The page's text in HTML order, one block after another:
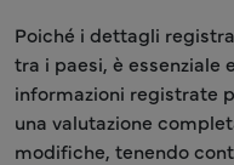
Poiché i dettagli
tra i paesi, è essenziale
informazioni registrate
una valutazione
modifiche, tenendo